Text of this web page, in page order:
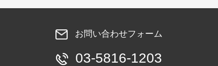
お問い合わせフォーム
03-5816-1203